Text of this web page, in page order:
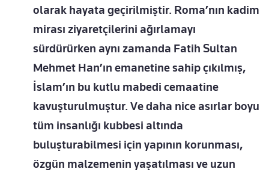
olarak hayata geçirilmiştir. Roma’nın kadim
mirası ziyaretçilerini ağırlamayı
sürdürürken aynı zamanda Fatih Sultan
Mehmet Han’ın emanetine sahip çıkılmış,
İslam’ın bu kutlu mabedi cemaatine
kavuşturulmuştur. Ve daha nice asırlar boyu
tüm insanlığı kubbesi altında
buluşturabilmesi için yapının korunması,
özgün malzemenin yaşatılması ve uzun